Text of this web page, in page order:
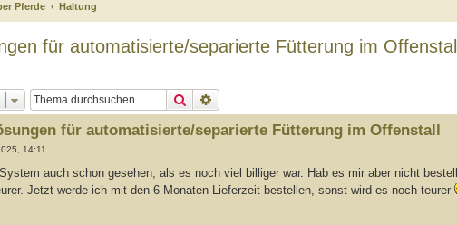
Pferde Haltung
für automatisierte/separierte Fütterung im Offenstall
Suche
für automatisierte/separierte Fütterung im Offenstall
14:11
auch schon gesehen, als es noch viel billiger war. Hab es mir aber nicht
Jetzt werde ich mit den 6 Monaten Lieferzeit bestellen, sonst wird es noch teurer